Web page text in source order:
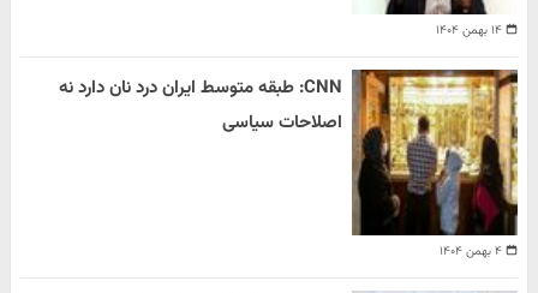
۱۴ بهمن ۱۴۰۴
۴ بهمن ۱۴۰۴
CNN: طبقه متوسط ایران درد نان دارد نه
اصلاحات سیاسی